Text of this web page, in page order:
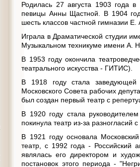
Родилась 27 августа 1903 года
певицы Анны Щастной. В 1904
шесть классов частной гимназии Е.
Играла в Драматической студии
Музыкальном техникуме имени А.
В 1953 году окончила
театрального искусства - ГИТИС).
В 1918 году стала заведующей
Московского Совета рабочих
был создан первый театр с
В 1920 году стала
покинула театр из‑за разногласий
В 1921 году основала
театр, с 1992 года - Российский
являлась его директором и
постановок этого периода ‑